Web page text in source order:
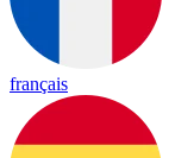
français